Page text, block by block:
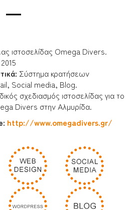
ιστοσελίδας Omega Divers.
2015
Σύστημα κρατήσεων
Social media, Blog.
σχεδιασμός ιστοσελίδας για το
Divers στην Αλμυρίδα.
http://www.omegadivers.gr/